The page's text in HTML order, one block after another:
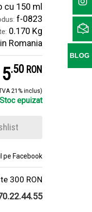
cu 150 ml
f-0823
0.170 Kg
Romania
.5 RON
21% inclus)
Stoc epuizat
pe Facebook
300 RON
BLOG